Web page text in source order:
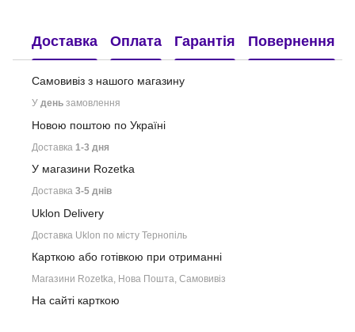
Доставка Оплата Гарантія Повернення
Самовивіз з нашого магазину
У день замовлення
Новою поштою по Україні
Доставка 1-3 дня
У магазини Rozetka
Доставка 3-5 днів
Uklon Delivery
Доставка Uklon по місту Тернопіль
Карткою або готівкою при отриманні
Магазини Rozetka, Нова Пошта, Самовивіз
На сайті карткою